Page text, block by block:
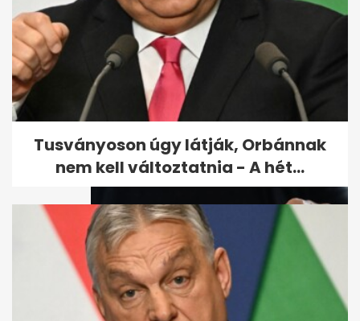
Vannak nyugdíjasok, akik túl
sokat takarítanak meg - és
túl...
Tusványoson úgy látják, Orbánnak
nem kell változtatnia - A hét...